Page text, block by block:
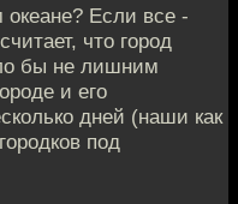
океане? Если все -
что город
бы не лишним
и его
дней (наши как
под